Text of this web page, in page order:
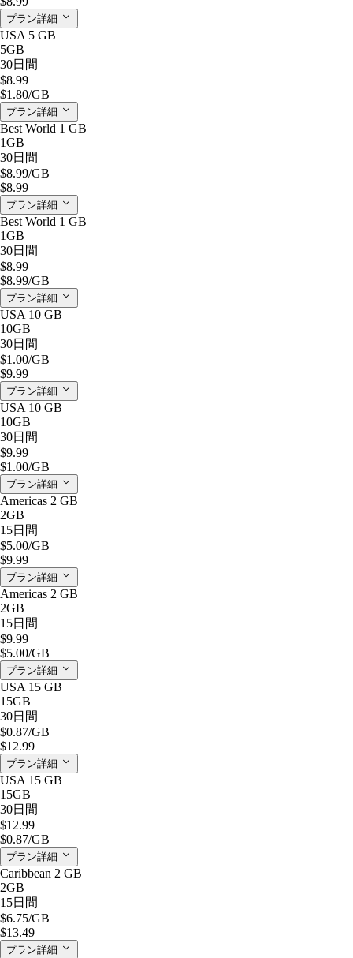
プラン詳細
USA 5 GB
5GB
30日間
$8.99
$1.80/GB
プラン詳細
Best World 1 GB
1GB
30日間
$8.99/GB
$8.99
プラン詳細
Best World 1 GB
1GB
30日間
$8.99
$8.99/GB
プラン詳細
USA 10 GB
10GB
30日間
$1.00/GB
$9.99
プラン詳細
USA 10 GB
10GB
30日間
$9.99
$1.00/GB
プラン詳細
Americas 2 GB
2GB
15日間
$5.00/GB
$9.99
プラン詳細
Americas 2 GB
2GB
15日間
$9.99
$5.00/GB
プラン詳細
USA 15 GB
15GB
30日間
$0.87/GB
$12.99
プラン詳細
USA 15 GB
15GB
30日間
$12.99
$0.87/GB
プラン詳細
Caribbean 2 GB
2GB
15日間
$6.75/GB
$13.49
プラン詳細